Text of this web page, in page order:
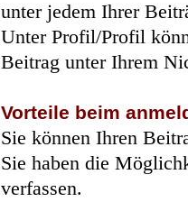
unter jedem Ihrer
Unter Profil/Profil
Beitrag unter Ihrem
Vorteile beim
Sie können Ihren
Sie haben die
verfassen.